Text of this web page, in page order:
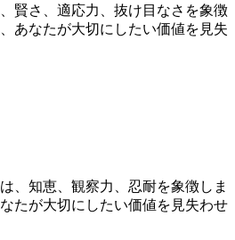
賢さ、適応力、抜け目なさを象徴
あなたが大切にしたい価値を見失
、知恵、観察力、忍耐を象徴しま
たが大切にしたい価値を見失わせ